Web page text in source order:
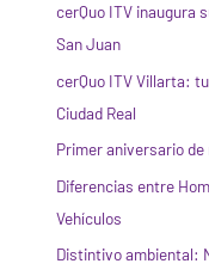
cerQuo ITV inaugura
San Juan
cerQuo ITV Villarta:
Ciudad Real
Primer aniversario
Diferencias entre
Vehículos
Distintivo ambiental: